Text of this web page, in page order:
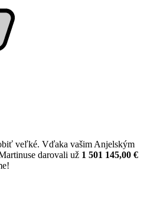
veľké. Vďaka vašim Anjelským
darovali už 1 501 145,00 €